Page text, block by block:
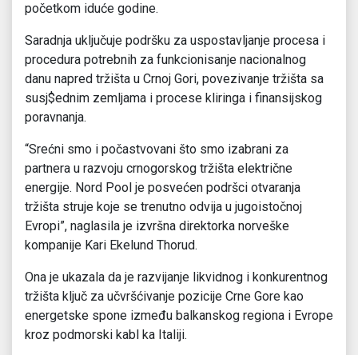
početkom iduće godine.
Saradnja uključuje podršku za uspostavljanje procesa i
procedura potrebnih za funkcionisanje nacionalnog
danu napred tržišta u Crnoj Gori, povezivanje tržišta sa
susj$ednim zemljama i procese kliringa i finansijskog
poravnanja.
“Srećni smo i počastvovani što smo izabrani za
partnera u razvoju crnogorskog tržišta električne
energije. Nord Pool je posvećen podršci otvaranja
tržišta struje koje se trenutno odvija u jugoistočnoj
Evropi”, naglasila je izvršna direktorka norveške
kompanije Kari Ekelund Thorud.
Ona je ukazala da je razvijanje likvidnog i konkurentnog
tržišta ključ za učvršćivanje pozicije Crne Gore kao
energetske spone između balkanskog regiona i Evrope
kroz podmorski kabl ka Italiji.